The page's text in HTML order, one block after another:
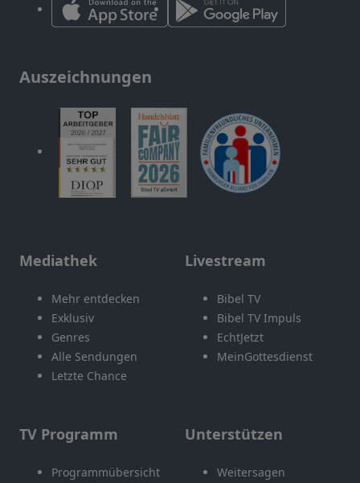
Auszeichnungen
Mediathek
Mehr entdecken
Exklusiv
Genres
Alle Sendungen
Letzte Chance
Livestream
Bibel TV
Bibel TV Impuls
EchtJetzt
MeinGottesdienst
TV Programm
Programmübersicht
Unterstützen
Weitersagen